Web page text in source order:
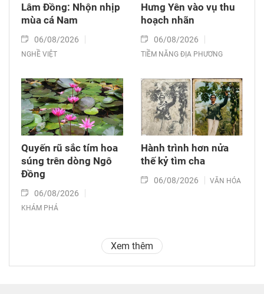
Lâm Đồng: Nhộn nhịp
mùa cá Nam
06/08/2026
NGHỀ VIỆT
Hưng Yên vào vụ thu
hoạch nhãn
06/08/2026
TIỀM NĂNG ĐỊA PHƯƠNG
Quyến rũ sắc tím hoa
súng trên dòng Ngô
Đồng
06/08/2026
KHÁM PHÁ
Hành trình hơn nửa
thế kỷ tìm cha
06/08/2026 VĂN HÓA
Xem thêm